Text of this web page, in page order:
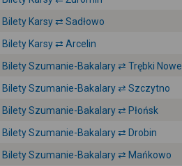
Bilety Karsy ⇄ Sadłowo
Bilety Karsy ⇄ Arcelin
Bilety Szumanie-Bakalary ⇄ Trębki Nowe
Bilety Szumanie-Bakalary ⇄ Szczytno
Bilety Szumanie-Bakalary ⇄ Płońsk
Bilety Szumanie-Bakalary ⇄ Drobin
Bilety Szumanie-Bakalary ⇄ Mańkowo